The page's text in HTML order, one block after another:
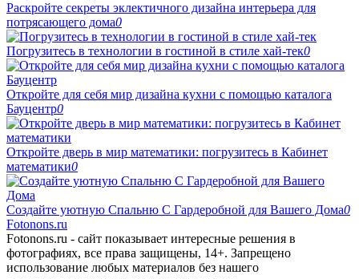
Раскройте секреты эклектичного дизайна интерьера для
потрясающего дома0
Погрузитесь в технологии в гостиной в стиле хай-тек0
Откройте для себя мир дизайна кухни с помощью каталога
Бауцентр0
Откройте дверь в мир математики: погрузитесь в Кабинет
математики0
Создайте уютную Спальню С Гардеробной для Вашего Дома0
Fotonons.ru
Fotonons.ru - сайт показывает интересные решения в
фотографиях, все права защищены, 14+. Запрещено
использование любых материалов без нашего